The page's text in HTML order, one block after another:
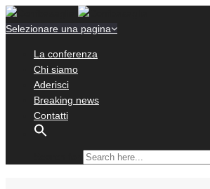
Selezionare una pagina
La conferenza
Chi siamo
Aderisci
Breaking news
Contatti